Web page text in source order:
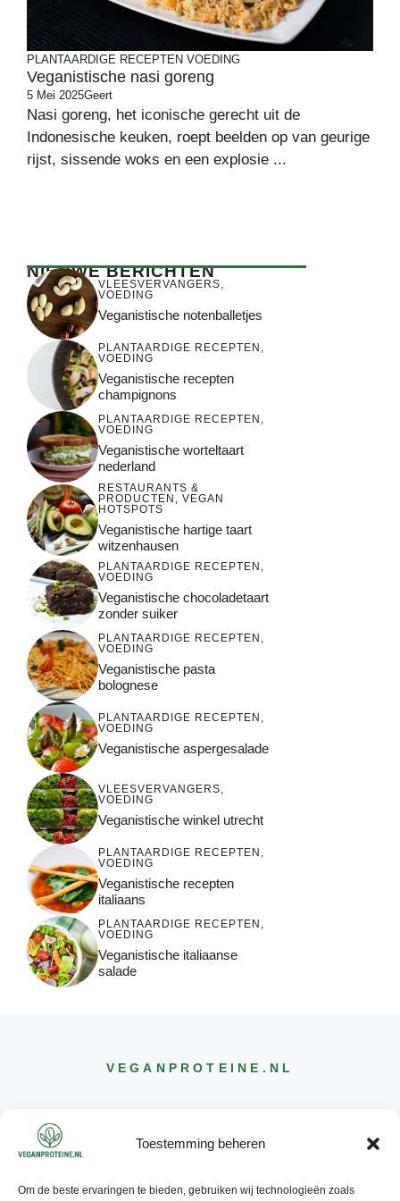
Toestemming beheren
Om de beste ervaringen te bieden, gebruiken wij technologieën zoals
PLANTAARDIGE RECEPTEN VOEDING
Veganistische nasi goreng
5 Mei 2025Geert
Nasi goreng, het iconische gerecht uit de
Indonesische keuken, roept beelden op van geurige
rijst, sissende woks en een explosie ...
NIEUWE BERICHTEN
VLEESVERVANGERS,
VOEDING
Veganistische notenballetjes
PLANTAARDIGE RECEPTEN ,
VOEDING
Veganistische recepten
champignons
PLANTAARDIGE RECEPTEN ,
VOEDING
Veganistische worteltaart
nederland
RESTAURANTS &
PRODUCTEN , VEGAN
HOTSPOTS
Veganistische hartige taart
witzenhausen
PLANTAARDIGE RECEPTEN ,
VOEDING
Veganistische chocoladetaart
zonder suiker
PLANTAARDIGE RECEPTEN ,
VOEDING
Veganistische pasta
bolognese
PLANTAARDIGE RECEPTEN ,
VOEDING
Veganistische aspergesalade
VLEESVERVANGERS,
VOEDING
Veganistische winkel utrecht
PLANTAARDIGE RECEPTEN ,
VOEDING
Veganistische recepten
italiaans
PLANTAARDIGE RECEPTEN ,
VOEDING
Veganistische italiaanse
salade
VEGANPROTEINE .NL
CONTACT